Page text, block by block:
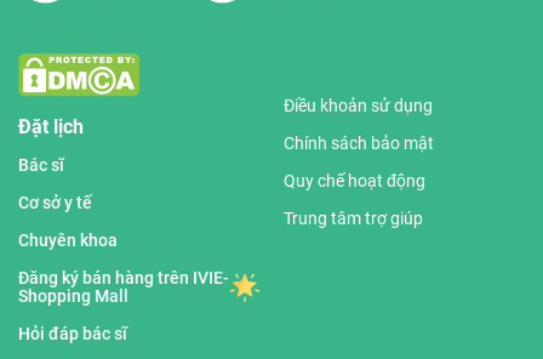
Đặt lịch
Bác sĩ
Cơ sở y tế
Chuyên khoa
Đăng ký bán hàng trên IVIE-
Shopping Mall
Hỏi đáp bác sĩ
Điều khoản sử dụng
Chính sách bảo mật
Quy chế hoạt động
Trung tâm trợ giúp